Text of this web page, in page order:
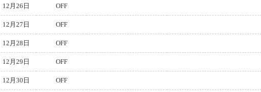
12月26日 OFF
12月27日 OFF
12月28日 OFF
12月29日 OFF
12月30日 OFF